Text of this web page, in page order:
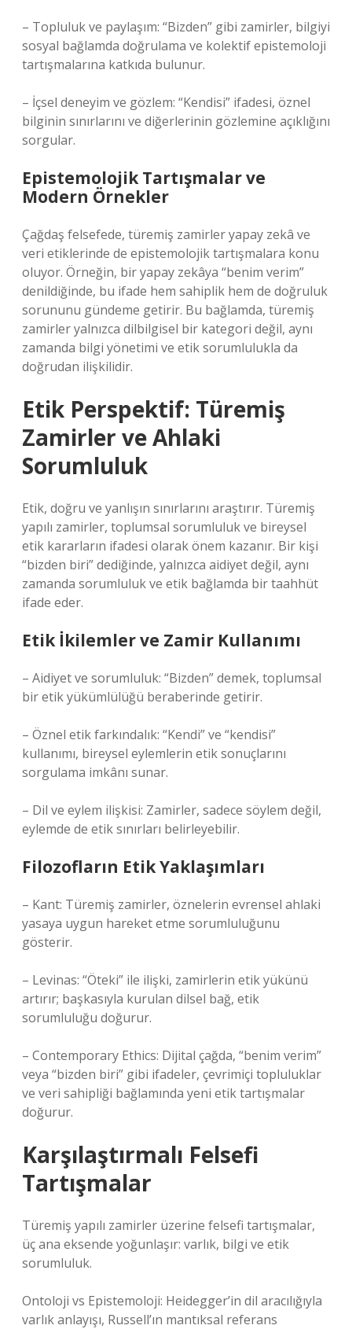
– Topluluk ve paylaşım: “Bizden” gibi zamirler, bilgiyi
sosyal bağlamda doğrulama ve kolektif epistemoloji
tartışmalarına katkıda bulunur.
– İçsel deneyim ve gözlem: “Kendisi” ifadesi, öznel
bilginin sınırlarını ve diğerlerinin gözlemine açıklığını
sorgular.
Epistemolojik Tartışmalar ve
Modern Örnekler
Çağdaş felsefede, türemiş zamirler yapay zekâ ve
veri etiklerinde de epistemolojik tartışmalara konu
oluyor. Örneğin, bir yapay zekâya “benim verim”
denildiğinde, bu ifade hem sahiplik hem de doğruluk
sorununu gündeme getirir. Bu bağlamda, türemiş
zamirler yalnızca dilbilgisel bir kategori değil, aynı
zamanda bilgi yönetimi ve etik sorumlulukla da
doğrudan ilişkilidir.
Etik Perspektif: Türemiş
Zamirler ve Ahlaki
Sorumluluk
Etik, doğru ve yanlışın sınırlarını araştırır. Türemiş
yapılı zamirler, toplumsal sorumluluk ve bireysel
etik kararların ifadesi olarak önem kazanır. Bir kişi
“bizden biri” dediğinde, yalnızca aidiyet değil, aynı
zamanda sorumluluk ve etik bağlamda bir taahhüt
ifade eder.
Etik İkilemler ve Zamir Kullanımı
– Aidiyet ve sorumluluk: “Bizden” demek, toplumsal
bir etik yükümlülüğü beraberinde getirir.
– Öznel etik farkındalık: “Kendi” ve “kendisi”
kullanımı, bireysel eylemlerin etik sonuçlarını
sorgulama imkânı sunar.
– Dil ve eylem ilişkisi: Zamirler, sadece söylem değil,
eylemde de etik sınırları belirleyebilir.
Filozofların Etik Yaklaşımları
– Kant: Türemiş zamirler, öznelerin evrensel ahlaki
yasaya uygun hareket etme sorumluluğunu
gösterir.
– Levinas: “Öteki” ile ilişki, zamirlerin etik yükünü
artırır; başkasıyla kurulan dilsel bağ, etik
sorumluluğu doğurur.
– Contemporary Ethics: Dijital çağda, “benim verim”
veya “bizden biri” gibi ifadeler, çevrimiçi topluluklar
ve veri sahipliği bağlamında yeni etik tartışmalar
doğurur.
Karşılaştırmalı Felsefi
Tartışmalar
Türemiş yapılı zamirler üzerine felsefi tartışmalar,
üç ana eksende yoğunlaşır: varlık, bilgi ve etik
sorumluluk.
Ontoloji vs Epistemoloji: Heidegger’in dil aracılığıyla
varlık anlayışı, Russell’ın mantıksal referans